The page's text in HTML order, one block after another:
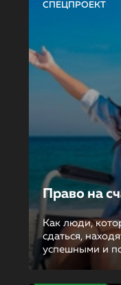
СПЕЦПРОЕКТ
Право на
Как люди,
сдаться,
успешными и